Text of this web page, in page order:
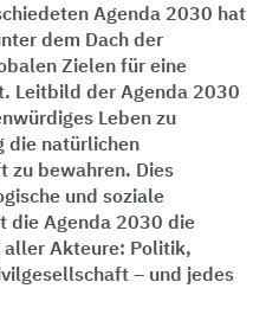
Agenda 2030 hat
dem Dach der
Zielen für eine
Leitbild der Agenda 2030
Leben zu
die natürlichen
zu bewahren. Dies
und soziale
die Agenda 2030 die
aller Akteure: Politik,
– und jedes